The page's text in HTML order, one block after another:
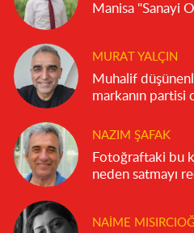
Manisa "Sanayi
MURAT YALÇIN
Muhalif
markanın partisi
NAZIM ŞAFAK
Fotoğraftaki bu
neden satmayı
NAIME